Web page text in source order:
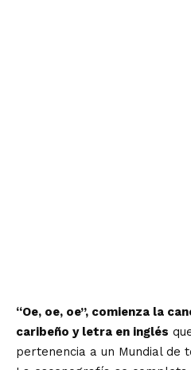
“Oe, oe, oe”, comienza la
caribeño y letra en inglés
pertenencia a un Mundial de